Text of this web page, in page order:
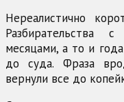
Нереалистично
Разбирательства
месяцами, а то и
до суда. Фраза
вернули все до